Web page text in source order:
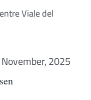
Viale del
2025